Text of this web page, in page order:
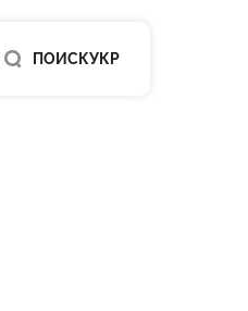
НА TELEGRAM
НА TWITTER
ПОИСКУКР